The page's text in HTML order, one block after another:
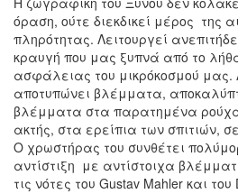
όραση, ούτε διεκδικεί μέρος της
πληρότητας. Λειτουργεί
κραυγή που μας ξυπνά από το
ασφάλειας του μικρόκοσμού μας.
αποτυπώνει βλέμματα,
βλέμματα στα παρατημένα
ακτής, στα ερείπια των σπιτιών,
Ο χρωστήρας του συνθέτει
αντίστιξη με αντίστοιχα
τις νότες του Gustav Mahler και